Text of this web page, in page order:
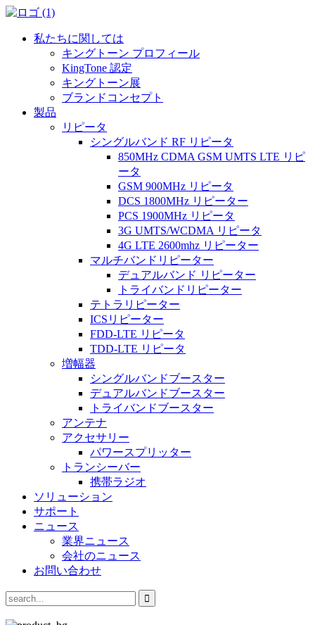
私たちに関しては
キングトーン プロフィール
KingTone 認定
キングトーン展
ブランドコンセプト
製品
リピータ
シングルバンド RF リピータ
850MHz CDMA GSM UMTS LTE リピ
ータ
GSM 900MHz リピータ
DCS 1800MHz リピーター
PCS 1900MHz リピータ
3G UMTS/WCDMA リピータ
4G LTE 2600mhz リピーター
マルチバンドリピーター
デュアルバンド リピーター
トライバンドリピーター
テトラリピーター
ICSリピーター
FDD-LTE リピータ
TDD-LTE リピータ
増幅器
シングルバンドブースター
デュアルバンドブースター
トライバンドブースター
アンテナ
アクセサリー
パワースプリッター
トランシーバー
携帯ラジオ
ソリューション
サポート
ニュース
業界ニュース
会社のニュース
お問い合わせ